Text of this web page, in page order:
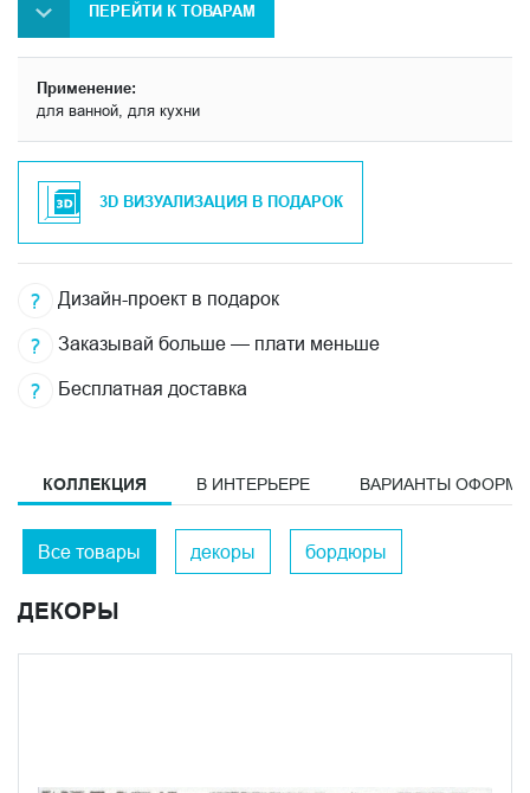
ПЕРЕЙТИ К ТОВАРАМ
Применение:
для ванной, для кухни
3D ВИЗУАЛИЗАЦИЯ В ПОДАРОК
Дизайн-проект в подарок
Заказывай больше — плати меньше
Бесплатная доставка
КОЛЛЕКЦИЯ В ИНТЕРЬЕРЕ ВАРИАНТЫ
Все товары декоры бордюры
ДЕКОРЫ